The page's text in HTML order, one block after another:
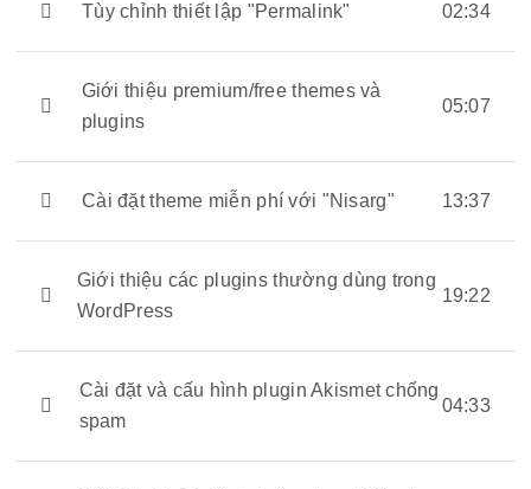
Tùy chỉnh thiết lập "Permalink" 02:34
Giới thiệu premium/free themes và
plugins
05:07
Cài đặt theme miễn phí với "Nisarg" 13:37
Giới thiệu các plugins thường dùng trong
WordPress
19:22
Cài đặt và cấu hình plugin Akismet chống
spam
04:33